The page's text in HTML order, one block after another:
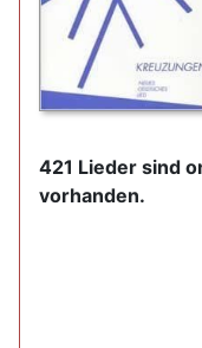
421 Lieder sind
vorhanden.